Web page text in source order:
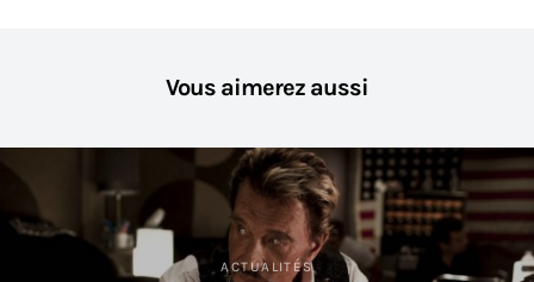
Vous aimerez aussi
ACTUALITÉS